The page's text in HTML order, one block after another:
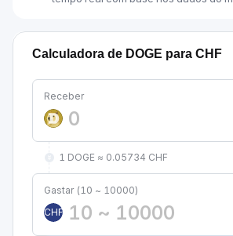
Calculadora de DOGE para CHF
Receber
1 DOGE ≈ 0.05734 CHF
Gastar (10 ~ 10000)
CHF